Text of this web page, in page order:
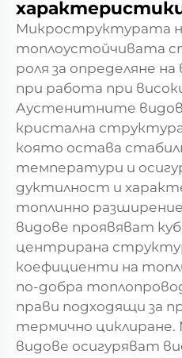
Микроструктурата
топлоустойчивата
роля за определяне
при работа при
Аустенитните
кристална
която остава
температури и
дуктилност и
топлинно
видове проявяват
центрирана
коефициенти на
по-добра
прави подходящи за
термично
видове осигуряват